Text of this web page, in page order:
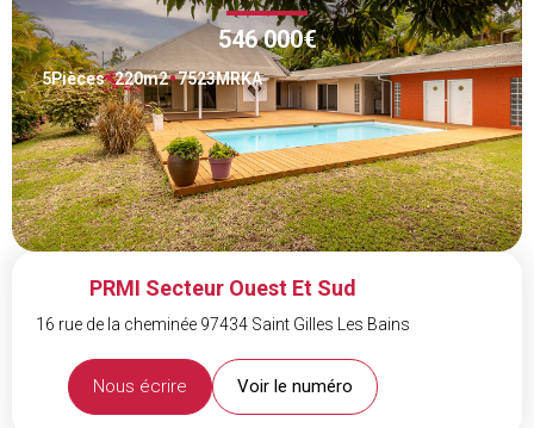
546 000€
Pièces
5 m2
220 7523MRKA
PRMI Secteur Ouest Et Sud
16 rue de la cheminée 97434 Saint Gilles Les Bains
Nous écrire Voir le numéro